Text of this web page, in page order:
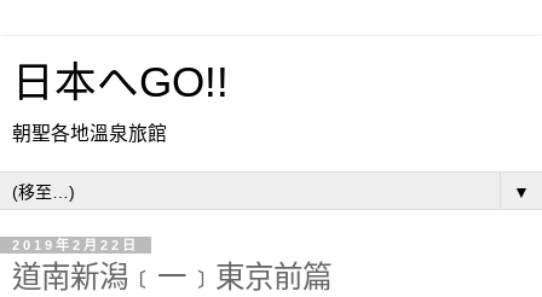
日本へGO!!
朝聖各地溫泉旅館
▼
2019年2月22日
道南新潟﹝一﹞東京前篇